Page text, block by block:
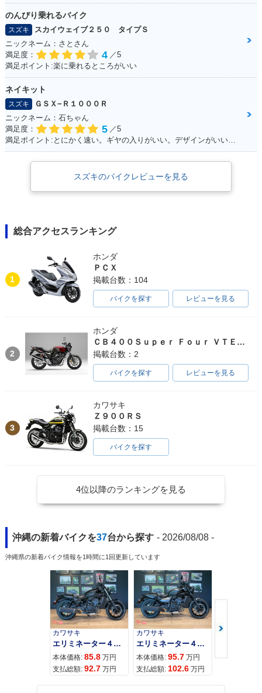
のんびり乗れるバイク
スズキ
スカイウェイブ２５０ タイプＳ
ニックネーム：さとさん
満足度：
4 ／5
満足ポイント:楽に乗れるところがいい
ネイキット
スズキ
ＧＳＸ−Ｒ１０００Ｒ
ニックネーム：石ちゃん
満足度：
5 ／5
満足ポイント:とにかく速い。ギヤの入りがいい。デザインがいい！！
スズキのバイクレビューを見る
総合アクセスランキング
1
ホンダ
ＰＣＸ
掲載台数：104
バイクを探す レビューを見る
2
ホンダ
ＣＢ４００Ｓｕｐｅｒ Ｆｏｕｒ ＶＴＥＣ ＳＰＥＣ３
掲載台数：2
バイクを探す レビューを見る
3
カワサキ
Ｚ９００ＲＳ
掲載台数：15
バイクを探す
4位以降のランキングを見る
沖縄の新着バイクを37台から探す - 2026/08/08 -
沖縄県の新着バイク情報を1時間に1回更新しています
カワサキ
エリミネーター４００
本体価格: 85.8 万円
支払総額: 92.7 万円
カワサキ
エリミネーター４００ＳＥ
本体価格: 95.7 万円
支払総額: 102.6 万円
カワサキ
本体価格: